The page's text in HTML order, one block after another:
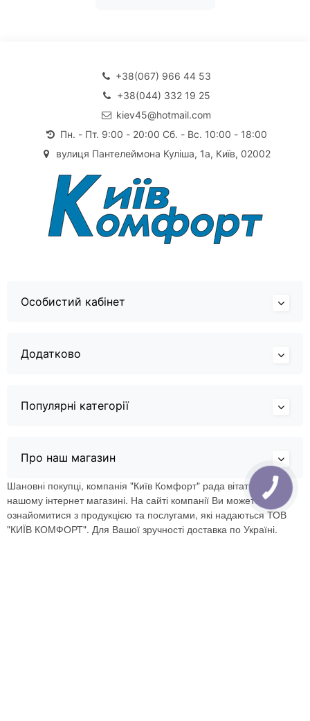
+38(067) 966 44 53
+38(044) 332 19 25
kiev45@hotmail.com
Пн. - Пт. 9:00 - 20:00 Сб. - Вс. 10:00 - 18:00
вулиця Пантелеймона Куліша, 1а, Київ, 02002
Особистий кабінет
Додатково
Популярні категорії
Про наш магазин
Шановні покупці, компанія "Київ Комфорт" рада вітати Вас в
нашому інтернет магазині. На сайті компанії Ви можете
ознайомитися з продукцією та послугами, які надаються ТОВ
"КИЇВ КОМФОРТ". Для Вашої зручності доставка по Україні.